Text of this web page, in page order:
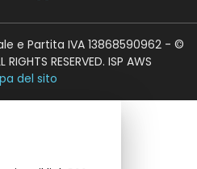
e Partita IVA 13868590962 - ©
RESERVED. ISP AWS
del sito